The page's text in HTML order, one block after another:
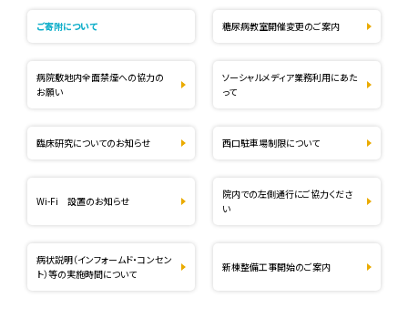
ご寄附について 糖尿病教室開催変更のご案内
病院敷地内全面禁煙への協力の
お願い
ソーシャルメディア業務利用にあた
って
臨床研究についてのお知らせ 西口駐車場制限について
Wi-Fi 設置のお知らせ
院内での左側通行にご協力くださ
い
病状説明（インフォームド・コンセン
ト）等の実施時間について
新棟整備工事開始のご案内